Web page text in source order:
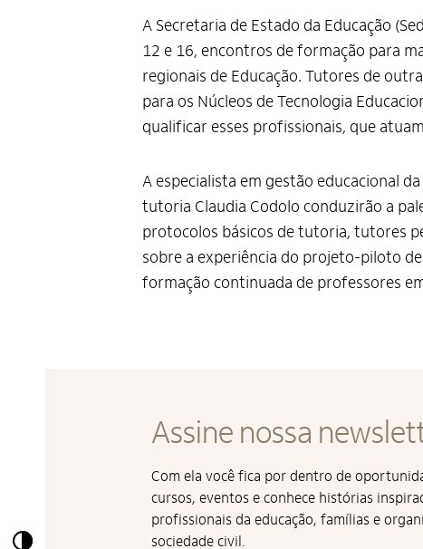
A Secretaria de Estado da Educação
12 e 16, encontros de formação para
regionais de Educação. Tutores de
para os Núcleos de Tecnologia
qualificar esses profissionais, que
A especialista em gestão educacional
tutoria Claudia Codolo conduzirão a
protocolos básicos de tutoria, tutores
sobre a experiência do projeto-piloto
formação continuada de professores
Assine nossa
Com ela você fica por dentro de
cursos, eventos e conhece histórias
profissionais da educação, famílias e
sociedade civil.